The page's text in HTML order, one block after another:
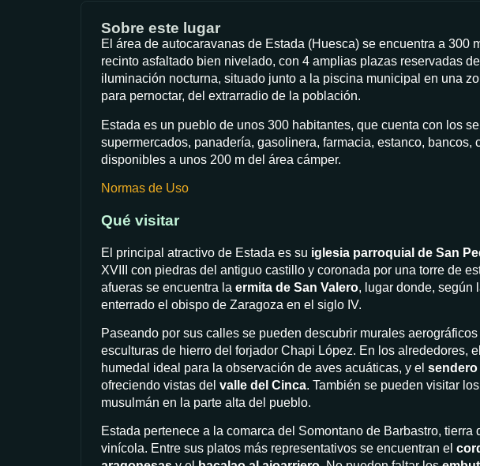
Sobre este lugar
El área de autocaravanas de Estada (Huesca) se encuentra a 300
recinto asfaltado bien nivelado, con 4 amplias plazas reservadas
iluminación nocturna, situado junto a la piscina municipal en una
para pernoctar, del extrarradio de la población.
Estada es un pueblo de unos 300 habitantes, que cuenta con los
supermercados, panadería, gasolinera, farmacia, estanco, bancos,
disponibles a unos 200 m del área cámper.
Normas de Uso
Qué visitar
El principal atractivo de Estada es su iglesia parroquial de San
XVIII con piedras del antiguo castillo y coronada por una torre de
afueras se encuentra la ermita de San Valero, lugar donde, según
enterrado el obispo de Zaragoza en el siglo IV.
Paseando por sus calles se pueden descubrir murales
esculturas de hierro del forjador Chapi López. En los alrededores, el
humedal ideal para la observación de aves acuáticas, y el sendero
ofreciendo vistas del valle del Cinca. También se pueden visitar
musulmán en la parte alta del pueblo.
Estada pertenece a la comarca del Somontano de Barbastro, tierra
vinícola. Entre sus platos más representativos se encuentran el